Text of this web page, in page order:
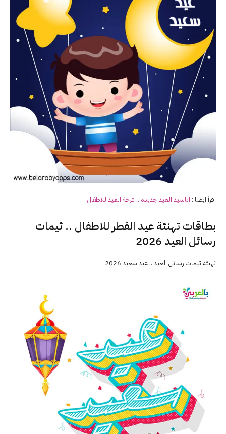
اقرأ ايضا : اناشيد العيدجديده .. فرحة العيد للاطفال
بطاقات تهنئة عيد الفطر للاطفال .. ثيمات
رسائل العيد 2026
تهنئة ثيمات رسائل العيد .. عيد سعيد 2026